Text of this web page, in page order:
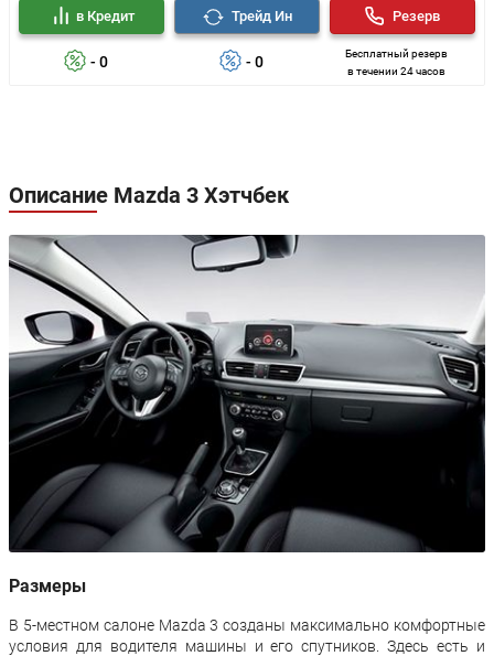
- 0
в Кредит
- 0
Трейд Ин
Бесплатный резерв
в течении 24 часов
Резерв
Описание Mazda 3 Хэтчбек
Размеры
В 5-местном салоне Mazda 3 созданы максимально комфортные
условия для водителя машины и его спутников. Здесь есть и